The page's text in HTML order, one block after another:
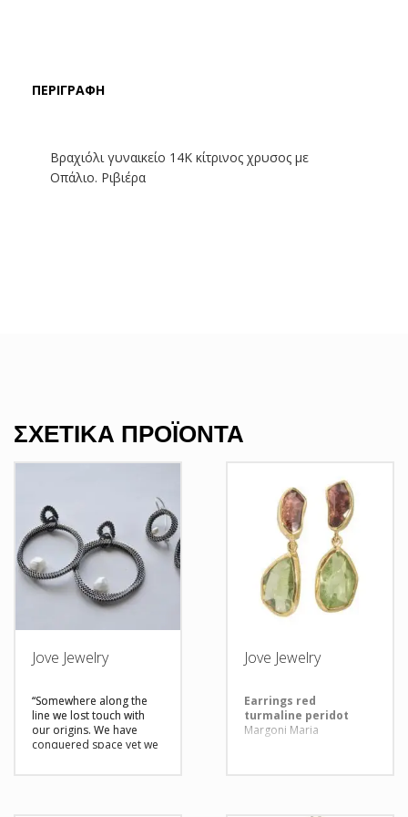
ΠΕΡΙΓΡΑΦΉ
Βραχιόλι γυναικείο 14Κ κίτρινος χρυσος με
Οπάλιο. Ριβιέρα
ΣΧΕΤΙΚΆ ΠΡΟΪΌΝΤΑ
Jove Jewelry
“Somewhere along the
line we lost touch with
our origins. We have
conquered space yet we
Jove Jewelry
Εarrings red
turmaline peridot
Margoni Maria